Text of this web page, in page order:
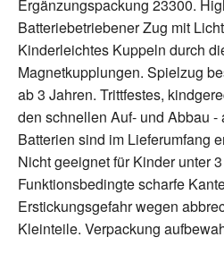
Cosplay Kostüm Student
Uniform White
Bluse+Rock+Krawatte
16,99 €
Ergänzungspackung 23300.
Batteriebetriebener Zug mit
Kinderleichtes Kuppeln durch
Magnetkupplungen. Spielzug
ab 3 Jahren. Trittfestes,
den schnellen Auf- und Abbau -
Batterien sind im Lieferumfang
Nicht geeignet für Kinder unter
Funktionsbedingte scharfe
Erstickungsgefahr wegen
Kleinteile. Verpackung